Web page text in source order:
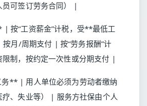
员可签订劳务合同） |
按“工资薪金”计税，受**最低工
月/周期支付 | 按“劳务报酬”计
制，按约定一次性或分期支付 |
** | 用人单位必须为劳动者缴纳
疗、失业等） | 服务方社保由个人